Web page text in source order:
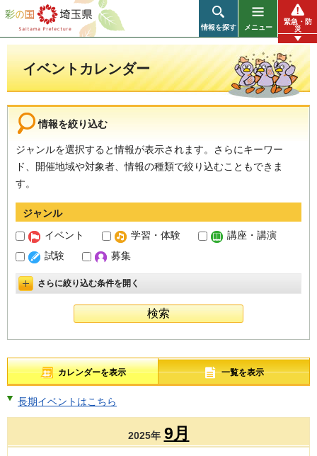
彩の国 埼玉県
情報を探す メニュー
緊急・防
災
イベントカレンダー
情報を絞り込む
ジャンルを選択すると情報が表示されます。さらにキーワー
ド、開催地域や対象者、情報の種類で絞り込むこともできま
す。
ジャンル
イベント
学習・体験
講座・講演
試験
募集
詳細設定を開く
さらに絞り込む条件を開く
カレンダーを表示 一覧を表示
長期イベントはこちら
2025年 9月